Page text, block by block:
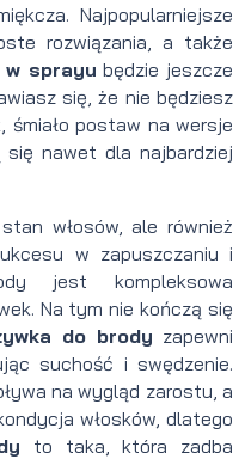
Najpopularniejsze
rozwiązania, a także
w sprayu będzie jeszcze
się, że nie będziesz
śmiało postaw na wersje
nawet dla najbardziej
włosów, ale również
w zapuszczaniu i
jest kompleksowa
Na tym nie kończą się
do brody zapewni
suchość i swędzenie.
na wygląd zarostu, a
włosków, dlatego
to taka, która zadba